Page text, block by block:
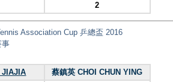
2
Association Cup 乒總盃 2016
事
JIAJIA
蔡鎮英 CHOI CHUN YING